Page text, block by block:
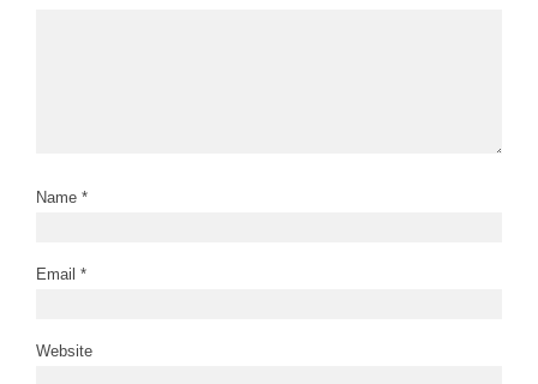
Name *
Email *
Website